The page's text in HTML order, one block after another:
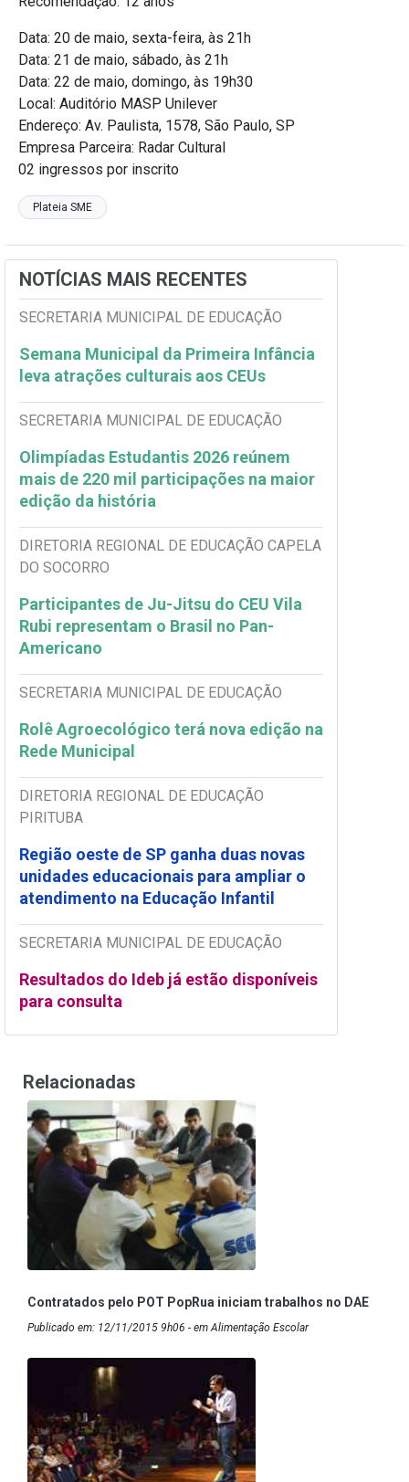
Data: 20 de maio, sexta-feira, às 21h
Data: 21 de maio, sábado, às 21h
Data: 22 de maio, domingo, às 19h30
Local: Auditório MASP Unilever
Endereço: Av. Paulista, 1578, São Paulo, SP
Empresa Parceira: Radar Cultural
02 ingressos por inscrito
Plateia SME
NOTÍCIAS MAIS RECENTES
SECRETARIA MUNICIPAL DE EDUCAÇÃO
Semana Municipal da Primeira Infância
leva atrações culturais aos CEUs
SECRETARIA MUNICIPAL DE EDUCAÇÃO
Olimpíadas Estudantis 2026 reúnem
mais de 220 mil participações na maior
edição da história
DIRETORIA REGIONAL DE EDUCAÇÃO CAPELA
DO SOCORRO
Participantes de Ju-Jitsu do CEU Vila
Rubi representam o Brasil no Pan-
Americano
SECRETARIA MUNICIPAL DE EDUCAÇÃO
Rolê Agroecológico terá nova edição na
Rede Municipal
DIRETORIA REGIONAL DE EDUCAÇÃO
PIRITUBA
Região oeste de SP ganha duas novas
unidades educacionais para ampliar o
atendimento na Educação Infantil
SECRETARIA MUNICIPAL DE EDUCAÇÃO
Resultados do Ideb já estão disponíveis
para consulta
Relacionadas
Contratados pelo POT PopRua iniciam trabalhos no DAE
Publicado em: 12/11/2015 9h06 - em Alimentação Escolar